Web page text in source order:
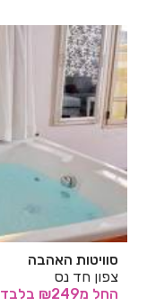
סוויטות האהבה
צפון חד נס
החל מ₪249 בלבד